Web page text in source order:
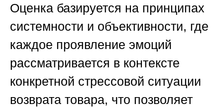
Оценка базируется на принципах
системности и объективности, где
каждое проявление эмоций
рассматривается в контексте
конкретной стрессовой ситуации
возврата товара, что позволяет